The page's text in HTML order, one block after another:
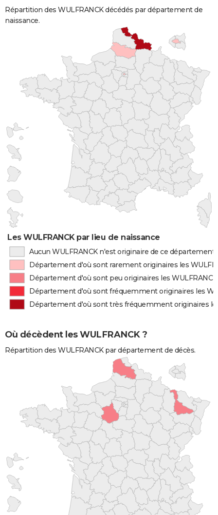
Répartition des WULFRANCK décédés par département de
naissance.
Les WULFRANCK par lieu de naissance
Aucun WULFRANCK n'est originaire de ce département
Département d'où sont rarement originaires les
Département d'où sont peu originaires les WULFRANCK
Département d'où sont fréquemment originaires les
Département d'où sont très fréquemment originaires
Où décèdent les WULFRANCK ?
Répartition des WULFRANCK par département de décès.